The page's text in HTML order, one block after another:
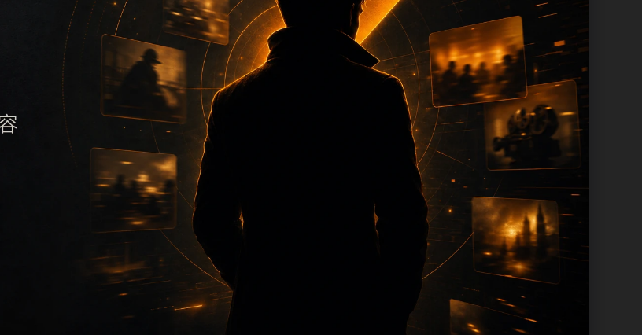
没有可读信息。第4篇内容用于补齐栏目深度，同时帮助 sitemap、栏目页、首页推荐形成更
词和文章标题，让搜索引擎能够从标题、正文、图片 alt、title 之间识
本地化、坏图默认图兜底、标题去重和 description 长度过滤。如果同一主题下有多个相近页
或专题入口，降低站群页面之间的重复感。页面底部保留同类推荐、上一篇下一篇和
内。正文维护时可按用户搜索路径补充三类信息：入口是否稳定、同栏目还有哪些可继续阅
后同步检查标题、description、canonical、主题图、alt、title和推荐链接，确保页面既能被搜